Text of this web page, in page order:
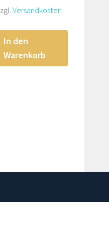
13,99 €11,99 €.
Versandkosten
In den
Warenkorb